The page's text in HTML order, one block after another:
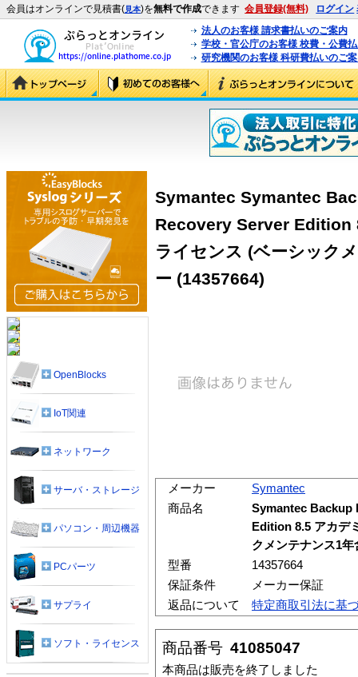
会員はオンラインで見積書(見本)を無料で作成できます 会員登録(無料) ログイン
法人のお客様 請求書払いのご案内
学校・官公庁のお客様 校費・公費
研究機関のお客様 科研費払いのご
Symantec Symantec
Recovery Server Edition
ライセンス (ベーシック
ー (14357664)
メーカー
Symantec
商品名
Symantec Backup
Edition 8.5 アカデ
クメンテナンス1年
型番
14357664
保証条件
メーカー保証
返品について
特定商取引法に基
商品番号 41085047
本商品は販売を終了しました
OpenBlocks
IoT関連
ネットワーク
サーバ・ストレージ
パソコン・周辺機器
PCパーツ
サプライ
ソフト・ライセンス